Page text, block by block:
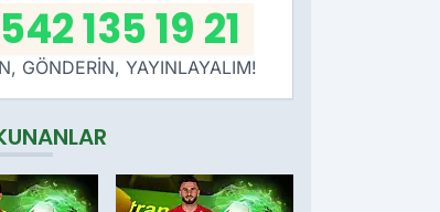
135 19 21
GÖNDERİN, YAYINLAYALIM!